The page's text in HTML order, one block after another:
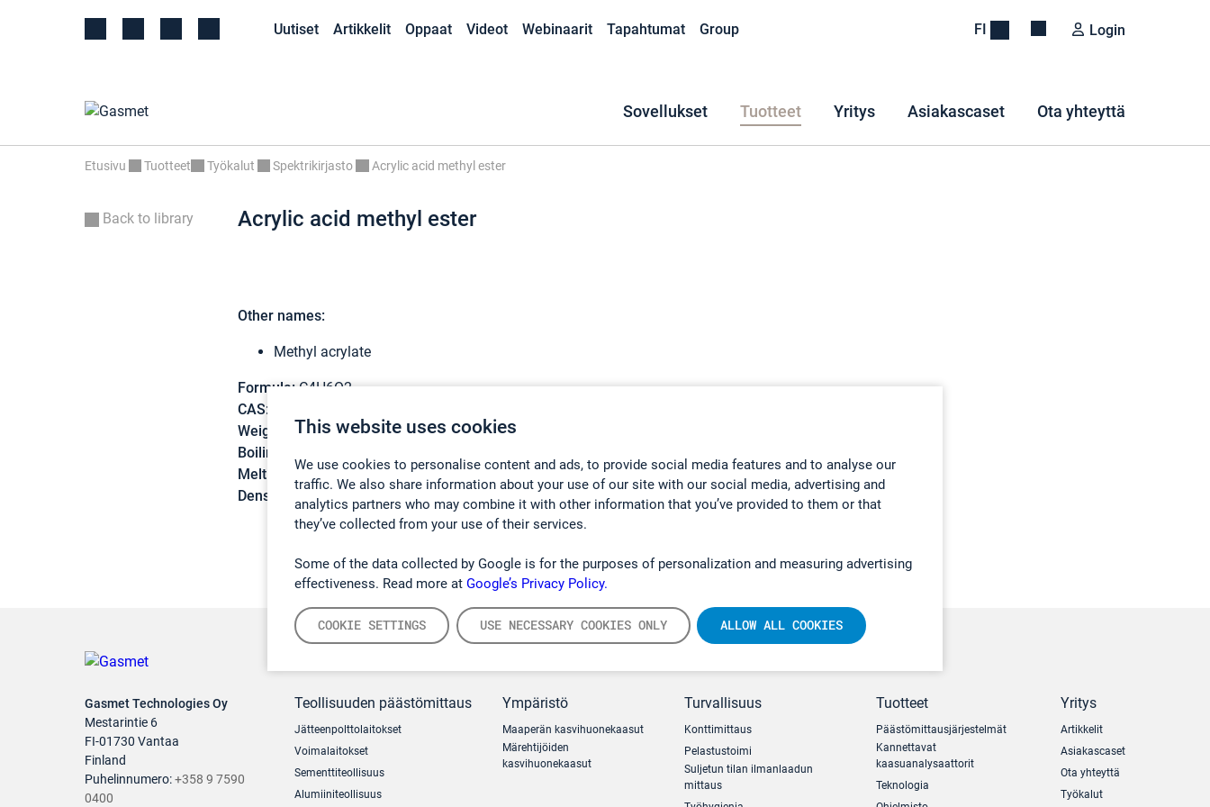
This website uses cookies
We use cookies to personalise content and ads, to provide social media features and to analyse our
traffic. We also share information about your use of our site with our social media, advertising and
analytics partners who may combine it with other information that you’ve provided to them or that
they’ve collected from your use of their services.
Some of the data collected by Google is for the purposes of personalization and measuring advertising
effectiveness. Read more at Google’s Privacy Policy.
COOKIE SETTINGS USE NECESSARY COOKIES ONLY ALLOW ALL COOKIES
Uutiset Artikkelit Oppaat Videot Webinaarit Tapahtumat Group FI Login
Sovellukset Tuotteet Yritys Asiakascaset Ota yhteyttä
Etusivu Tuotteet Työkalut Spektrikirjasto Acrylic acid methyl ester
Back to library Acrylic acid methyl ester
Other names:
Methyl acrylate
Formula: C4H6O2
CAS:
Weight:
86,09 g/mol
Boiling point:
Melting point:-76,5 °C
Density:
0,9535 g/cm3
Gasmet Technologies Oy
Mestarintie 6
FI-01730 Vantaa
Finland
Puhelinnumero:+358 9 7590
0400
Teollisuuden päästömittaus
Jätteenpolttolaitokset
Voimalaitokset
Sementtiteollisuus
Alumiiniteollisuus
Ympäristö
Maaperän kasvihuonekaasut
Märehtijöiden
kasvihuonekaasut
Turvallisuus
Konttimittaus
Pelastustoimi
Suljetun tilan ilmanlaadun
mittaus
Tuotteet
Päästömittausjärjestelmät
Kannettavat
kaasuanalysaattorit
Teknologia
Yritys
Artikkelit
Asiakascaset
Ota yhteyttä
Työkalut